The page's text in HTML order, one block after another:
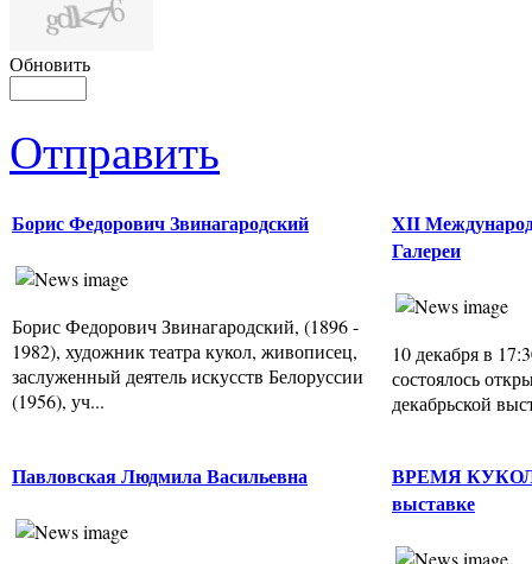
Обновить
Отправить
Борис Федорович Звинагародский
Борис Федорович Звинагародский, (1896 -
1982), художник театра кукол, живописец,
заслуженный деятель искусств Белоруссии
(1956), уч...
XII
Галереи
10 декабря в
состоялось
декабрьской
Павловская Людмила Васильевна
ВРЕМЯ КУКОЛ
выставке